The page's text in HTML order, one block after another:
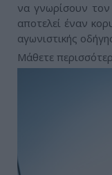
να γνωρίσουν
αποτελεί έναν
αγωνιστικής
Μάθετε